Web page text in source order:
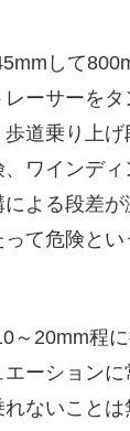
して
ーサーを
道乗り上げ
ワインディ
よる段差
て危険と
～20mm程
ーションに
ないこと